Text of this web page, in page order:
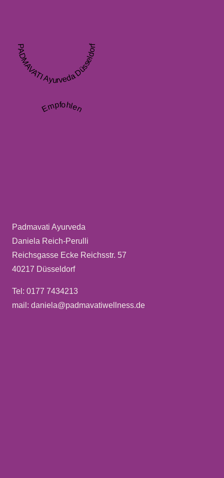
PADMAVATI Ayurveda Düsseldorf
Empfohlen
Padmavati Ayurveda
Daniela Reich-Perulli
Reichsgasse Ecke Reichsstr. 57
40217 Düsseldorf
Tel: 0177 7434213
mail: daniela@padmavatiwellness.de